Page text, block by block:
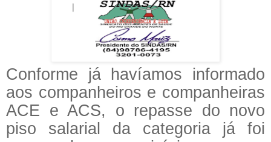
Conforme já havíamos informado
aos companheiros e companheiras
ACE e ACS, o repasse do novo
piso salarial da categoria já foi